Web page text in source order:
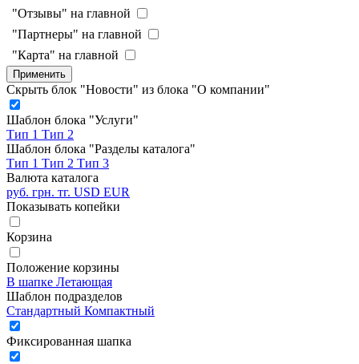
"Отзывы" на главной
"Партнеры" на главной
"Карта" на главной
Применить
Скрыть блок "Новости" из блока "О компании"
Шаблон блока "Услуги"
Тип 1 Тип 2
Шаблон блока "Разделы каталога"
Тип 1 Тип 2 Тип 3
Валюта каталога
руб. грн. тг. USD EUR
Показывать копейки
Корзина
Положение корзины
В шапке Летающая
Шаблон подразделов
Стандартный Компактный
Фиксированная шапка